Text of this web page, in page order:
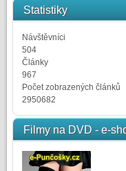
Statistiky
Návštěvníci
504
Články
967
Počet zobrazených článků
2950682
Filmy na DVD - e-